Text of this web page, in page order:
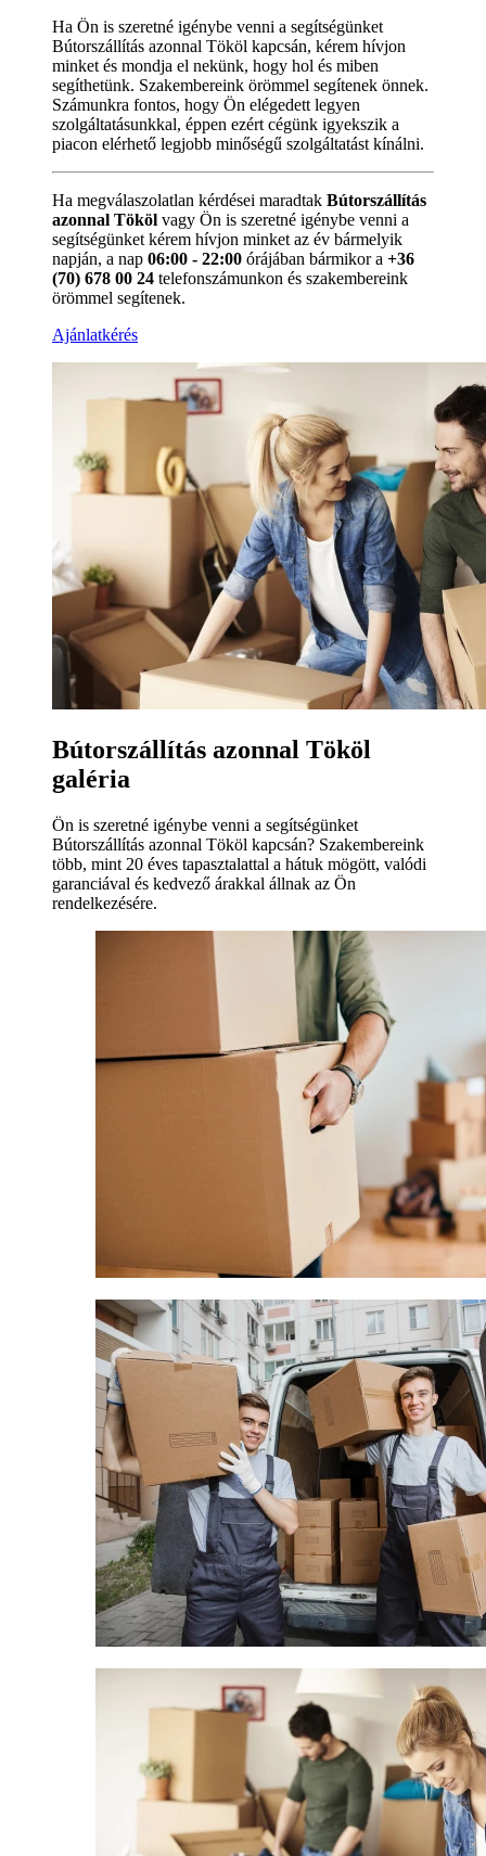
Ha Ön is szeretné igénybe venni a segítségünket
Bútorszállítás azonnal Tököl kapcsán, kérem hívjon
minket és mondja el nekünk, hogy hol és miben
segíthetünk. Szakembereink örömmel segítenek önnek.
Számunkra fontos, hogy Ön elégedett legyen
szolgáltatásunkkal, éppen ezért cégünk igyekszik a
piacon elérhető legjobb minőségű szolgáltatást kínálni.
Ha megválaszolatlan kérdései maradtak Bútorszállítás
azonnal Tököl vagy Ön is szeretné igénybe venni a
segítségünket kérem hívjon minket az év bármelyik
napján, a nap 06:00 - 22:00 órájában bármikor a +36
(70) 678 00 24 telefonszámunkon és szakembereink
örömmel segítenek.
Ajánlatkérés
Bútorszállítás azonnal Tököl
galéria
Ön is szeretné igénybe venni a segítségünket
Bútorszállítás azonnal Tököl kapcsán? Szakembereink
több, mint 20 éves tapasztalattal a hátuk mögött, valódi
garanciával és kedvező árakkal állnak az Ön
rendelkezésére.